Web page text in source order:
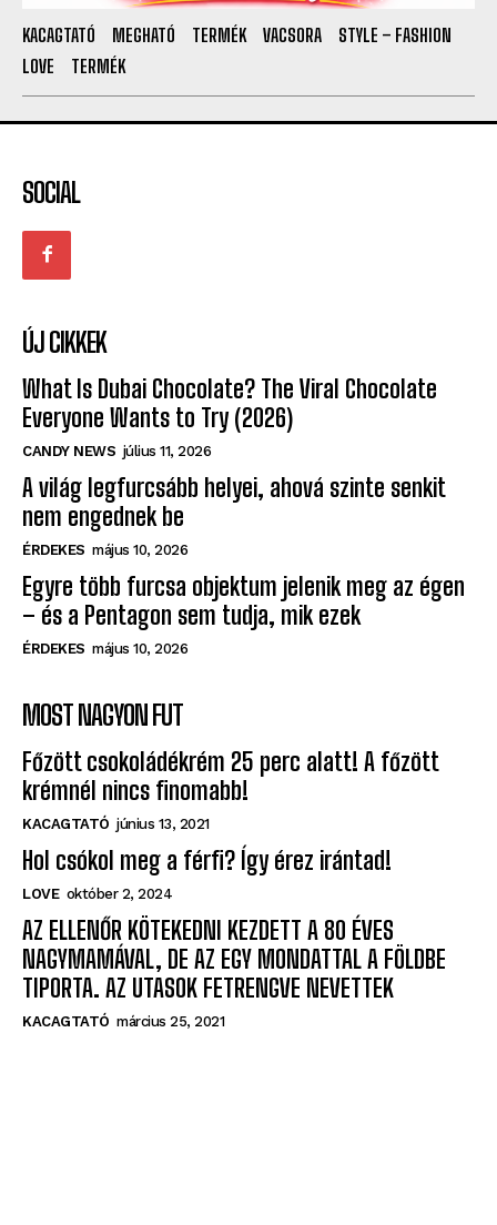
KACAGTATÓ MEGHATÓ TERMÉK VACSORA
STYLE – FASHION
LOVE
TERMÉK
SOCIAL
ÚJ CIKKEK
What Is Dubai Chocolate? The Viral Chocolate
Everyone Wants to Try (2026)
CANDY NEWS július 11, 2026
A világ legfurcsább helyei, ahová szinte senkit
nem engednek be
ÉRDEKES május 10, 2026
Egyre több furcsa objektum jelenik meg az égen
– és a Pentagon sem tudja, mik ezek
ÉRDEKES május 10, 2026
MOST NAGYON FUT
Főzött csokoládékrém 25 perc alatt! A főzött
krémnél nincs finomabb!
KACAGTATÓ június 13, 2021
Hol csókol meg a férfi? Így érez irántad!
LOVE október 2, 2024
AZ ELLENŐR KÖTEKEDNI KEZDETT A 80 ÉVES
NAGYMAMÁVAL, DE AZ EGY MONDATTAL A FÖLDBE
TIPORTA. AZ UTASOK FETRENGVE NEVETTEK
KACAGTATÓ március 25, 2021